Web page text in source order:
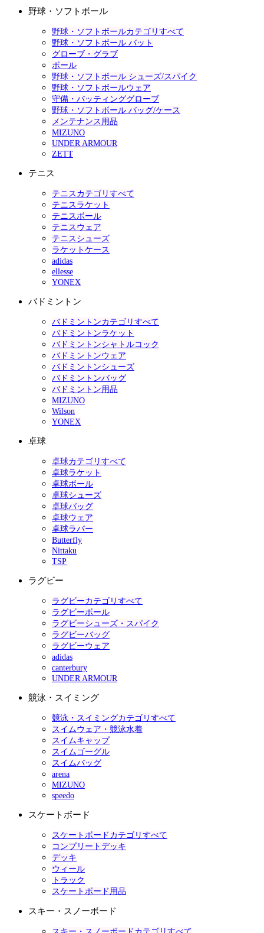
野球・ソフトボール
野球・ソフトボールカテゴリすべて
野球・ソフトボール バット
グローブ・グラブ
ボール
野球・ソフトボール シューズ/スパイク
野球・ソフトボールウェア
守備・バッティンググローブ
野球・ソフトボール バッグ/ケース
メンテナンス用品
MIZUNO
UNDER ARMOUR
ZETT
テニス
テニスカテゴリすべて
テニスラケット
テニスボール
テニスウェア
テニスシューズ
ラケットケース
adidas
ellesse
YONEX
バドミントン
バドミントンカテゴリすべて
バドミントンラケット
バドミントンシャトルコック
バドミントンウェア
バドミントンシューズ
バドミントンバッグ
バドミントン用品
MIZUNO
Wilson
YONEX
卓球
卓球カテゴリすべて
卓球ラケット
卓球ボール
卓球シューズ
卓球バッグ
卓球ウェア
卓球ラバー
Butterfly
Nittaku
TSP
ラグビー
ラグビーカテゴリすべて
ラグビーボール
ラグビーシューズ・スパイク
ラグビーバッグ
ラグビーウェア
adidas
canterbury
UNDER ARMOUR
競泳・スイミング
競泳・スイミングカテゴリすべて
スイムウェア・競泳水着
スイムキャップ
スイムゴーグル
スイムバッグ
arena
MIZUNO
speedo
スケートボード
スケートボードカテゴリすべて
コンプリートデッキ
デッキ
ウィール
トラック
スケートボード用品
スキー・スノーボード